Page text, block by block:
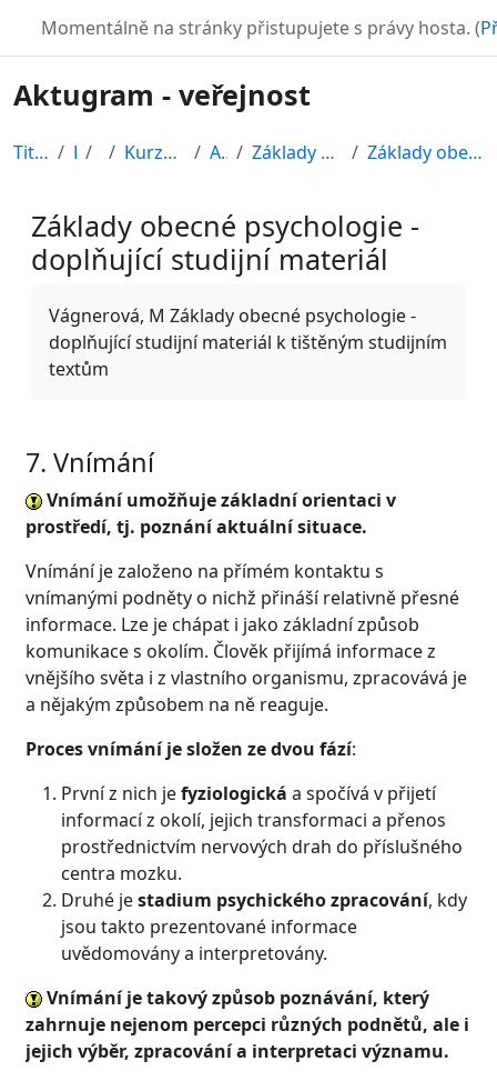
TURBO
Momentálně na stránky přistupujete s právy hosta. (
Aktugram - veřejnost
Titulní stránka Kurzy CDV Kurzy připravené v rámci ESF AKTUGRAM Základy psychologie, sociální psychologie Základy obecné psychologie - doplňující studijní m...
Základy obecné psychologie -
doplňující studijní materiál
Vágnerová, M Základy obecné psychologie -
doplňující studijní materiál k tištěným studijním
textům
7. Vnímání
Vnímání umožňuje základní orientaci v
prostředí, tj. poznání aktuální situace.
Vnímání je založeno na přímém kontaktu s
vnímanými podněty o nichž přináší relativně přesné
informace. Lze je chápat i jako základní způsob
komunikace s okolím. Člověk přijímá informace z
vnějšího světa i z vlastního organismu, zpracovává je
a nějakým způsobem na ně reaguje.
Proces vnímání je složen ze dvou fází:
První z nich jefyziologická a spočívá v přijetí
informací z okolí, jejich transformaci a přenos
prostřednictvím nervových drah do příslušného
centra mozku.
Druhé jestadium psychického zpracování, kdy
jsou takto prezentované informace
uvědomovány a interpretovány.
Vnímání je takový způsob poznávání, který
zahrnuje nejenom percepci různých podnětů, ale i
jejich výběr, zpracování a interpretaci významu.